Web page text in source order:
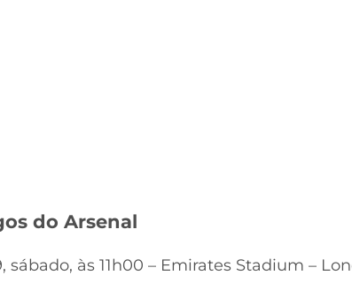
do Arsenal
sábado, às 11h00 – Emirates Stadium –